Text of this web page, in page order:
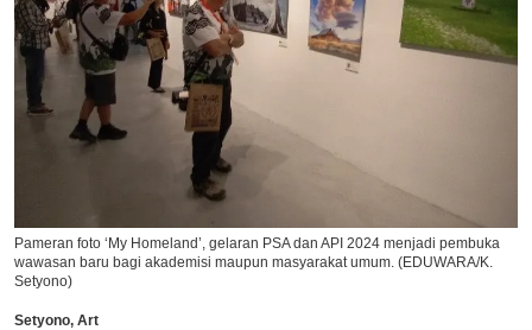
Ikuti Kami di:
Pameran foto ‘My Homeland’, gelaran PSA dan API 2024 menjadi pembuka
wawasan baru bagi akademisi maupun masyarakat umum. (EDUWARA/K.
Setyono)
Setyono, Art